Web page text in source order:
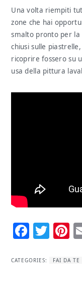
Una volta riempiti
zone che hai
smalto pronto per la
chiusi sulle
ricoprire fossero su
usa della pittura
CATEGORIES: FAI DA TE